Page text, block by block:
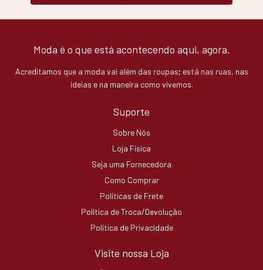
Moda é o que está acontecendo aqui, agora.
Acreditamos que a moda vai além das roupas; está nas ruas, nas
ideias e na maneira como vivemos.
Suporte
Sobre Nós
Loja Física
Seja uma Fornecedora
Como Comprar
Políticas de Frete
Política de Troca/Devolução
Política de Privacidade
Visite nossa Loja